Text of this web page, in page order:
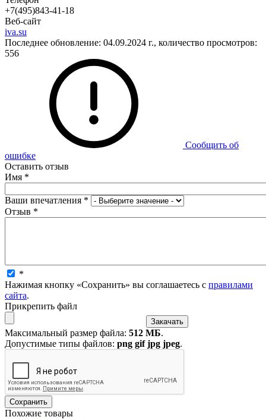
+7(495)843-41-18
Веб-сайт
iva.su
Последнее обновление: 04.09.2024 г., количество просмотров:
556
Сообщить об
ошибке
Оставить отзыв
Имя *
Ваши впечатления *
Отзыв *
*
Нажимая кнопку «Сохранить» вы соглашаетесь с правилами
сайта.
Прикрепить файл
Максимальный размер файла: 512 МБ.
Допустимые типы файлов: png gif jpg jpeg.
Похожие товары